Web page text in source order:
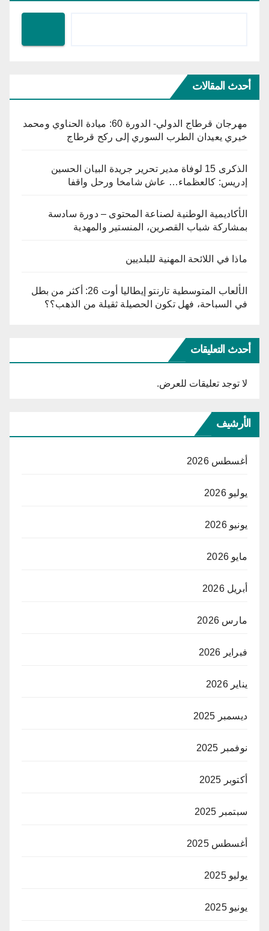
أحدث المقالات
مهرجان قرطاج الدولي- الدورة 60: ميادة الحناوي ومحمد
خيري يعيدان الطرب السوري إلى ركح قرطاج
الذكرى 15 لوفاة مدير تحرير جريدة البيان الحسين
إدريس: كالعظماء… عاش شامخا ورحل واقفا
الأكاديمية الوطنية لصناعة المحتوى – دورة سادسة
بمشاركة شباب القصرين، المنستير والمهدية
ماذا في اللائحة المهنية للبلديين
الألعاب المتوسطية تارنتو إيطاليا أوت 26: أكثر من بطل
في السباحة، فهل تكون الحصيلة ثقيلة من الذهب؟؟
أحدث التعليقات
لا توجد تعليقات للعرض.
الأرشيف
أغسطس 2026
يوليو 2026
يونيو 2026
مايو 2026
أبريل 2026
مارس 2026
فبراير 2026
يناير 2026
ديسمبر 2025
نوفمبر 2025
أكتوبر 2025
سبتمبر 2025
أغسطس 2025
يوليو 2025
يونيو 2025